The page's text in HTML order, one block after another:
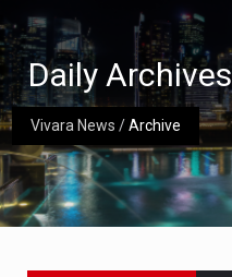
Vivara News /Archive
Daily Archives